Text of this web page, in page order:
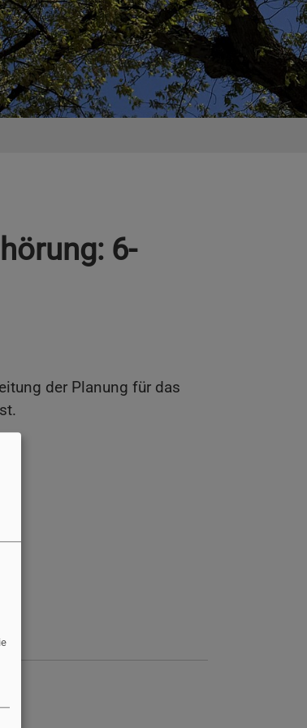
6-
der Planung für das